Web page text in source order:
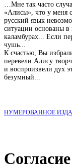
…Мне так часто
«Алисы», что у меня
русский язык
ситуации основаны в
каламбурах... Если
чушь...
К счастью, Вы
перевели Алису
и воспроизвели дух
безумный...
НУМЕРОВАННОЕ
Согласие